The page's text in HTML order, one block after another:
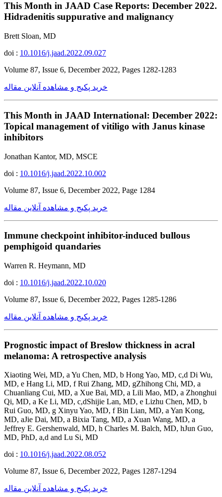
This Month in JAAD Case Reports: December 2022.
Hidradenitis suppurative and malignancy
Brett Sloan, MD
doi : 10.1016/j.jaad.2022.09.027
Volume 87, Issue 6, December 2022, Pages 1282-1283
خرید پکیج و مشاهده آنلاین مقاله
This Month in JAAD International: December 2022:
Topical management of vitiligo with Janus kinase
inhibitors
Jonathan Kantor, MD, MSCE
doi : 10.1016/j.jaad.2022.10.002
Volume 87, Issue 6, December 2022, Page 1284
خرید پکیج و مشاهده آنلاین مقاله
Immune checkpoint inhibitor-induced bullous
pemphigoid quandaries
Warren R. Heymann, MD
doi : 10.1016/j.jaad.2022.10.020
Volume 87, Issue 6, December 2022, Pages 1285-1286
خرید پکیج و مشاهده آنلاین مقاله
Prognostic impact of Breslow thickness in acral
melanoma: A retrospective analysis
Xiaoting Wei, MD, a Yu Chen, MD, b Hong Yao, MD, c,d Di Wu,
MD, e Hang Li, MD, f Rui Zhang, MD, gZhihong Chi, MD, a
Chuanliang Cui, MD, a Xue Bai, MD, a Lili Mao, MD, a Zhonghui
Qi, MD, a Ke Li, MD, c,dShijie Lan, MD, e Lizhu Chen, MD, b
Rui Guo, MD, g Xinyu Yao, MD, f Bin Lian, MD, a Yan Kong,
MD, aJie Dai, MD, a Bixia Tang, MD, a Xuan Wang, MD, a
Jeffrey E. Gershenwald, MD, h Charles M. Balch, MD, hJun Guo,
MD, PhD, a,d and Lu Si, MD
doi : 10.1016/j.jaad.2022.08.052
Volume 87, Issue 6, December 2022, Pages 1287-1294
خرید پکیج و مشاهده آنلاین مقاله